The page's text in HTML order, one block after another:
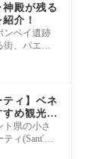
神殿が残る
介！
ンペイ遺跡
街、パエス
素晴らし
ティ】ベネ
め観光情
ト県の小さ
ィ(Sant'Ag
あるサンタ